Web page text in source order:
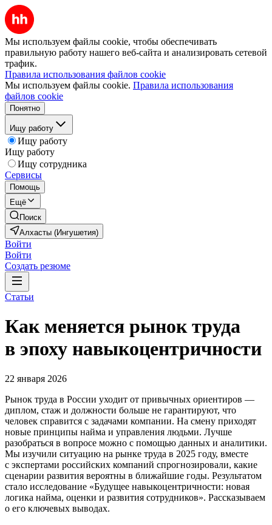
Мы используем файлы cookie, чтобы обеспечивать
правильную работу нашего веб-сайта и анализировать сетевой
трафик.
Правила использования файлов cookie
Мы используем файлы cookie. Правила использования
файлов cookie
Понятно
Ищу работу
Ищу работу
Ищу работу
Ищу сотрудника
Сервисы
Помощь
Ещё
Поиск
Алхасты (Ингушетия)
Войти
Войти
Создать резюме
Статьи
Как меняется рынок труда
в эпоху навыкоцентричности
22 января 2026
Рынок труда в России уходит от привычных ориентиров —
диплом, стаж и должности больше не гарантируют, что
человек справится с задачами компании. На смену приходят
новые принципы найма и управления людьми. Лучше
разобраться в вопросе можно с помощью данных и аналитики.
Мы изучили ситуацию на рынке труда в 2025 году, вместе
с экспертами российских компаний спрогнозировали, какие
сценарии развития вероятны в ближайшие годы. Результатом
стало исследование «Будущее навыкоцентричности: новая
логика найма, оценки и развития сотрудников». Рассказываем
о его ключевых выводах.